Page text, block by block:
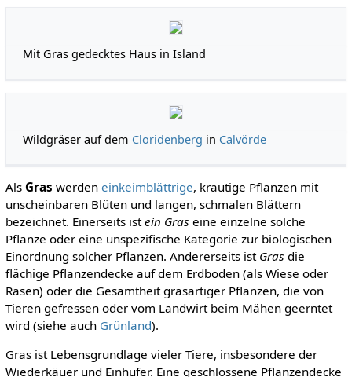
Mit Gras gedecktes Haus in Island
Wildgräser auf dem Cloridenberg in Calvörde
Als Gras werden einkeimblättrige, krautige Pflanzen mit
unscheinbaren Blüten und langen, schmalen Blättern
bezeichnet. Einerseits istein Gras eine einzelne solche
Pflanze oder eine unspezifische Kategorie zur biologischen
Einordnung solcher Pflanzen. Andererseits ist Gras die
flächige Pflanzendecke auf dem Erdboden (als Wiese oder
Rasen) oder die Gesamtheit grasartiger Pflanzen, die von
Tieren gefressen oder vom Landwirt beim Mähen geerntet
wird (siehe auch Grünland).
Gras ist Lebensgrundlage vieler Tiere, insbesondere der
Wiederkäuer und Einhufer. Eine geschlossene Pflanzendecke